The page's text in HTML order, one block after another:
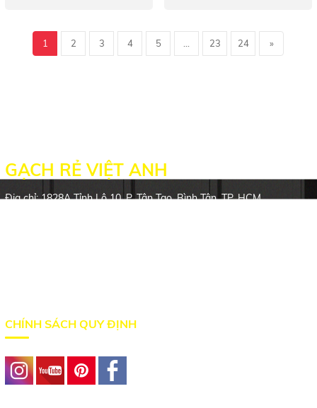
1 2 3 4 5 23 24 »
GẠCH RẺ VIỆT ANH
Địa chỉ: 1828A Tỉnh Lộ 10, P. Tân Tạo, Bình Tân, TP. HCM
CHÍNH SÁCH QUY ĐỊNH